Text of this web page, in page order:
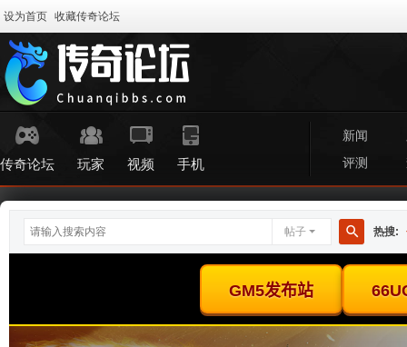
设为首页 收藏传奇论坛
传奇论坛 玩家 视频 手机
新闻
评测
帖子
搜
热搜: